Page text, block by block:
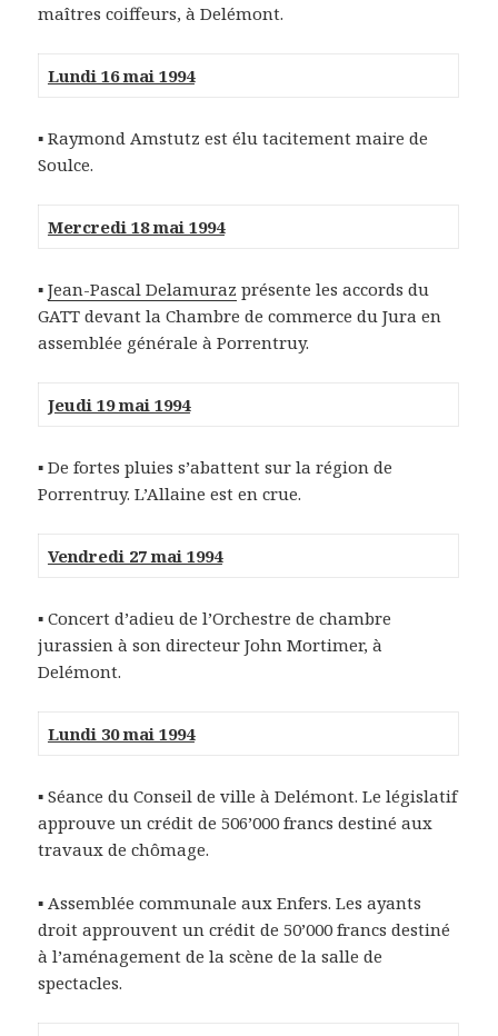
maîtres coiffeurs, à Delémont.
Lundi 16 mai 1994
▪ Raymond Amstutz est élu tacitement maire de
Soulce.
Mercredi 18 mai 1994
▪Jean-Pascal Delamuraz présente les accords du
GATT devant la Chambre de commerce du Jura en
assemblée générale à Porrentruy.
Jeudi 19 mai 1994
▪ De fortes pluies s’abattent sur la région de
Porrentruy. L’Allaine est en crue.
Vendredi 27 mai 1994
▪ Concert d’adieu de l’Orchestre de chambre
jurassien à son directeur John Mortimer, à
Delémont.
Lundi 30 mai 1994
▪ Séance du Conseil de ville à Delémont. Le législatif
approuve un crédit de 506’000 francs destiné aux
travaux de chômage.
▪ Assemblée communale aux Enfers. Les ayants
droit approuvent un crédit de 50’000 francs destiné
à l’aménagement de la scène de la salle de
spectacles.